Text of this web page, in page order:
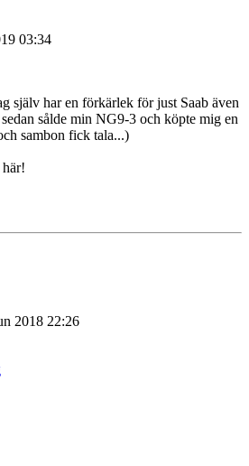
03:34
själv har en förkärlek för just Saab även
sålde min NG9-3 och köpte mig en
sambon fick tala...)
2018 22:26